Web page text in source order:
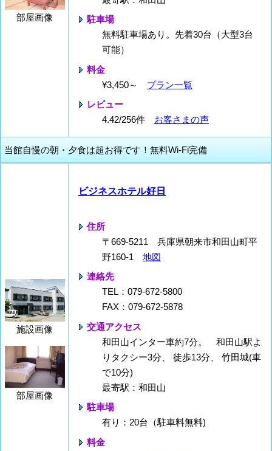
部屋画像
駐車場
無料駐車場あり。先着30台（大型3台
可能）
料金
¥3,450～ プラン一覧
レビュー
4.42/256件 お客さまの声
当館自慢の朝・夕食は超お得です！無料Wi-Fi完備
施設画像
部屋画像
ビジネスホテル好日
住所
〒669-5211 兵庫県朝来市和田山町平
野160-1 地図
連絡先
TEL：079-672-5800
FAX：079-672-5878
交通アクセス
和田山インター車約7分。 和田山駅よ
りタクシー3分、 徒歩13分、 竹田城(車
で10分)
最寄駅：和田山
駐車場
有り：20台（駐車料無料)
料金